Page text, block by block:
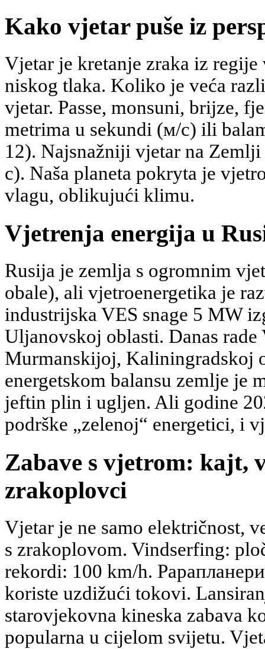
Kako vjetar puše iz
Vjetar je kretanje zraka iz
niskog tlaka. Koliko je veća
vjetar. Passe, monsuni, brijze,
metrima u sekundi (м/с) ili
12). Najsnažniji vjetar na
с). Naša planeta pokryta je
vlagu, oblikujući klimu.
Vjetrenja energija u
Rusija je zemlja s ogromnim
obale), ali vjetroenergetika je
industrijska VES snage 5 MW
Uljanovskoj oblasti. Danas rade
Murmanskijoj, Kaliningradskoj
energetskom balansu zemlje je
jeftin plin i ugljen. Ali godine
podrške „zelenoj“ energetici, i
Zabave s vjetrom: kajt,
zrakoplovci
Vjetar je ne samo električnost,
s zrakoplovom. Vindserfing:
rekordi: 100 km/h.
koriste uzdižući tokovi.
starovjekovna kineska zabava
popularna u cijelom svijetu.